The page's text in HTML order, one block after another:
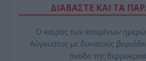
ΔΙΑΒΑΣΤΕ ΚΑΙ ΤΑ
Ο καιρός των επομένων
Αύγουστος με δυνατούς
άνοδο της